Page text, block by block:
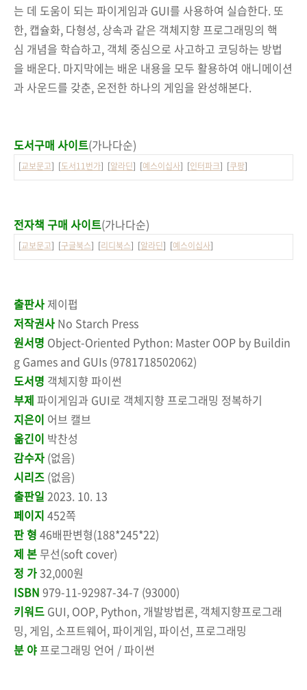
는 데 도움이 되는 파이게임과 GUI를 사용하여 실습한다. 또
한, 캡슐화, 다형성, 상속과 같은 객체지향 프로그래밍의 핵
심 개념을 학습하고, 객체 중심으로 사고하고 코딩하는 방법
을 배운다. 마지막에는 배운 내용을 모두 활용하여 애니메이션
과 사운드를 갖춘, 온전한 하나의 게임을 완성해본다.
도서구매 사이트(가나다순)
[교보문고] [도서11번가] [알라딘] [예스이십사] [인터파크] [쿠팡]
전자책 구매 사이트(가나다순)
[교보문고] [구글북스] [리디북스] [알라딘] [예스이십사]
출판사 제이펍
저작권사 No Starch Press
원서명 Object-Oriented Python: Master OOP by Buildin
g Games and GUIs (9781718502062)
도서명 객체지향 파이썬
부제 파이게임과 GUI로 객체지향 프로그래밍 정복하기
지은이 어브 캘브
옮긴이 박찬성
감수자 (없음)
시리즈 (없음)
출판일 2023. 10. 13
페이지 452쪽
판 형 46배판변형(188*245*22)
제 본 무선(soft cover)
정 가32,000원
ISBN 979-11-92987-34-7 (93000)
키워드 GUI, OOP, Python, 개발방법론, 객체지향프로그래
밍, 게임, 소프트웨어, 파이게임, 파이선, 프로그래밍
분 야 프로그래밍 언어 / 파이썬